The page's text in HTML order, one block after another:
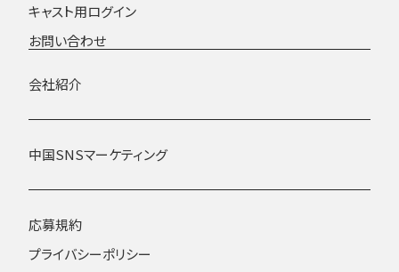
キャスト用ログイン
お問い合わせ
会社紹介
中国SNSマーケティング
応募規約
プライバシーポリシー